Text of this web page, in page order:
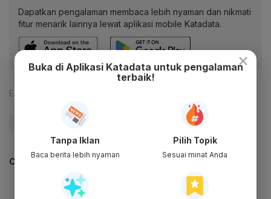
Dapatkan pengalaman membaca lebih nyaman dan nikmati
fitur menarik lainnya lewat aplikasi mobile Katadata.
Editor:
#Blok Migas #Pemerintah
CEK JUGA DATA INI
×
Buka di Aplikasi Katadata untuk pengalaman
terbaik!
Tanpa Iklan
Baca berita lebih nyaman
Pilih Topik
Sesuai minat Anda